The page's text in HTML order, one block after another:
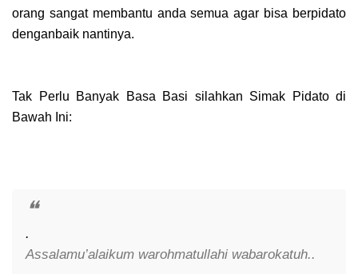
orang sangat membantu anda semua agar bisa berpidato
denganbaik nantinya.
Tak Perlu Banyak Basa Basi silahkan Simak Pidato di
Bawah Ini:
.
Assalamu’alaikum warohmatullahi wabarokatuh..